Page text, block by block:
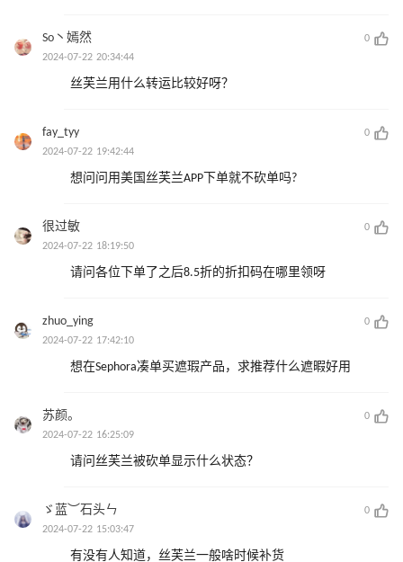
So丶嫣然
0
2024-07-22 20:34:44
丝芙兰用什么转运比较好呀？
fay_tyy
0
2024-07-22 19:42:44
想问问用美国丝芙兰APP下单就不砍单吗?
很过敏
0
2024-07-22 18:19:50
请问各位下单了之后8.5折的折扣码在哪里领呀
zhuo_ying
0
2024-07-22 17:42:10
想在Sephora凑单买遮瑕产品，求推荐什么遮暇好用
苏颜。
0
2024-07-22 16:25:09
请问丝芙兰被砍单显示什么状态？
ゞ蓝︶石头ㄣ
0
2024-07-22 15:03:47
有没有人知道，丝芙兰一般啥时候补货